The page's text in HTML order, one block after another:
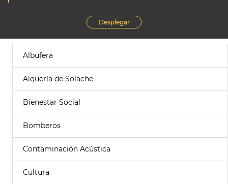
Desplegar
Albufera
Alquería de Solache
Bienestar Social
Bomberos
Contaminación Acústica
Cultura